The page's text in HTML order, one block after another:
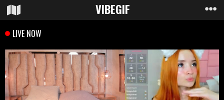
VIBEGIF